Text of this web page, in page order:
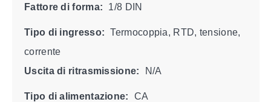
Fattore di forma: 1/8 DIN
Tipo di ingresso: Termocoppia, RTD, tensione,
corrente
Uscita di ritrasmissione:
N/A
Tipo di alimentazione: CA